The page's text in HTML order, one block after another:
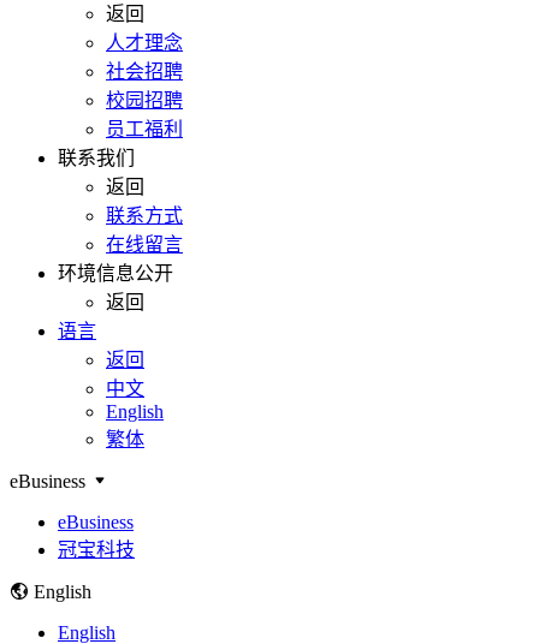
返回
人才理念
社会招聘
校园招聘
员工福利
联系我们
返回
联系方式
在线留言
环境信息公开
返回
语言
返回
中文
English
繁体
eBusiness
eBusiness
冠宝科技
English
English